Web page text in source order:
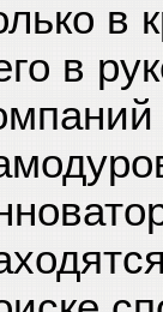
в
в